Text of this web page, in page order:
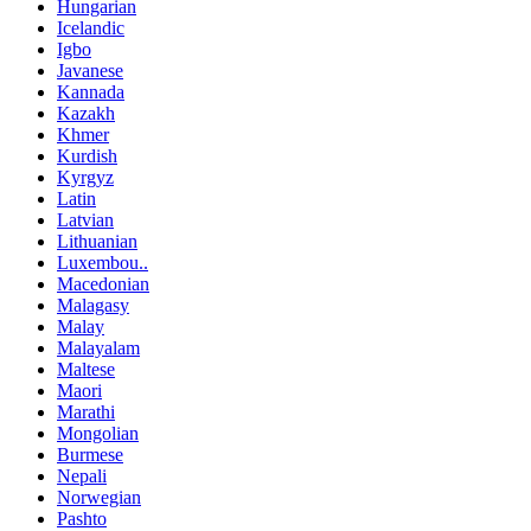
Hungarian
Icelandic
Igbo
Javanese
Kannada
Kazakh
Khmer
Kurdish
Kyrgyz
Latin
Latvian
Lithuanian
Luxembou..
Macedonian
Malagasy
Malay
Malayalam
Maltese
Maori
Marathi
Mongolian
Burmese
Nepali
Norwegian
Pashto